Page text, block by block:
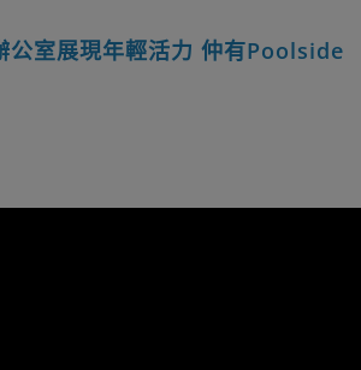
公室展現年輕活力 仲有Poolside